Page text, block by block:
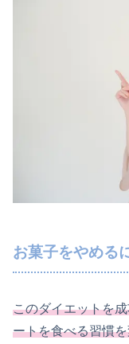
お菓子をやめる
このダイエットを
ートを食べる習慣